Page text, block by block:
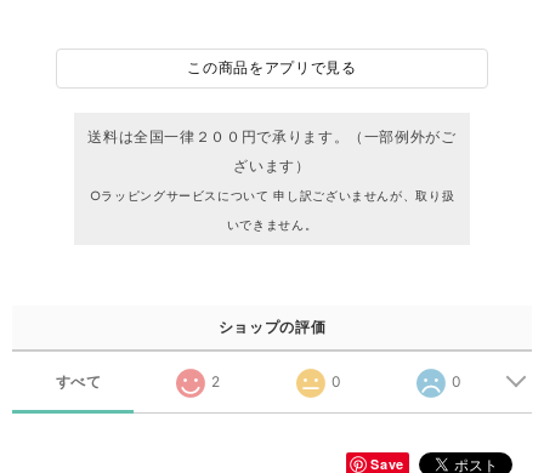
この商品をアプリで見る
送料は全国一律２００円で承ります。（一部例外がご
ざいます）
○ラッピングサービスについて 申し訳ございませんが、取り扱
いできません。
ショップの評価
すべて 2 0 0
Save